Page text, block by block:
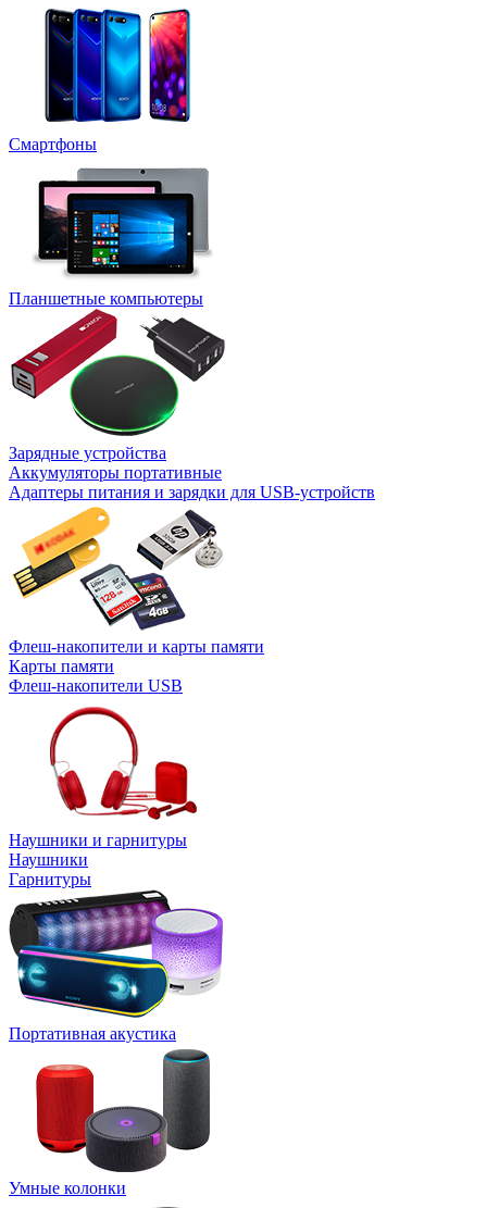
Смартфоны
Планшетные компьютеры
Зарядные устройства
Аккумуляторы портативные
Адаптеры питания и зарядки для USB-устройств
Флеш-накопители и карты памяти
Карты памяти
Флеш-накопители USB
Наушники и гарнитуры
Наушники
Гарнитуры
Портативная акустика
Умные колонки